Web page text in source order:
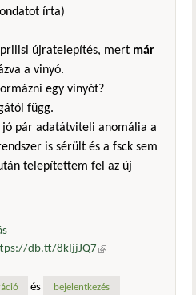
írta)
újratelepítés, mert már
a vinyó.
egy vinyót?
függ.
pár adatátviteli anomália a
is sérült és a fsck sem
telepítettem fel az új
db.tt/8kIjjJQ7 (külső
és bejelentkezés